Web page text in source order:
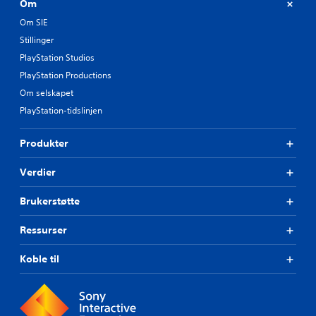
Om
Om SIE
Stillinger
PlayStation Studios
PlayStation Productions
Om selskapet
PlayStation-tidslinjen
Produkter
Verdier
Brukerstøtte
Ressurser
Koble til